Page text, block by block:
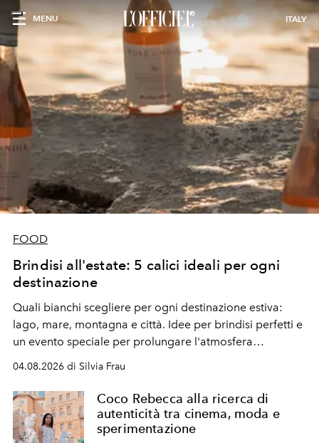
MENU ITALY
FOOD
Brindisi all'estate: 5 calici ideali per ogni
destinazione
Quali bianchi scegliere per ogni destinazione estiva:
lago, mare, montagna e città. Idee per brindisi perfetti e
un evento speciale per prolungare l'atmosfera
04.08.2026 di Silvia Frau
Coco Rebecca alla ricerca di
autenticità tra cinema, moda e
sperimentazione